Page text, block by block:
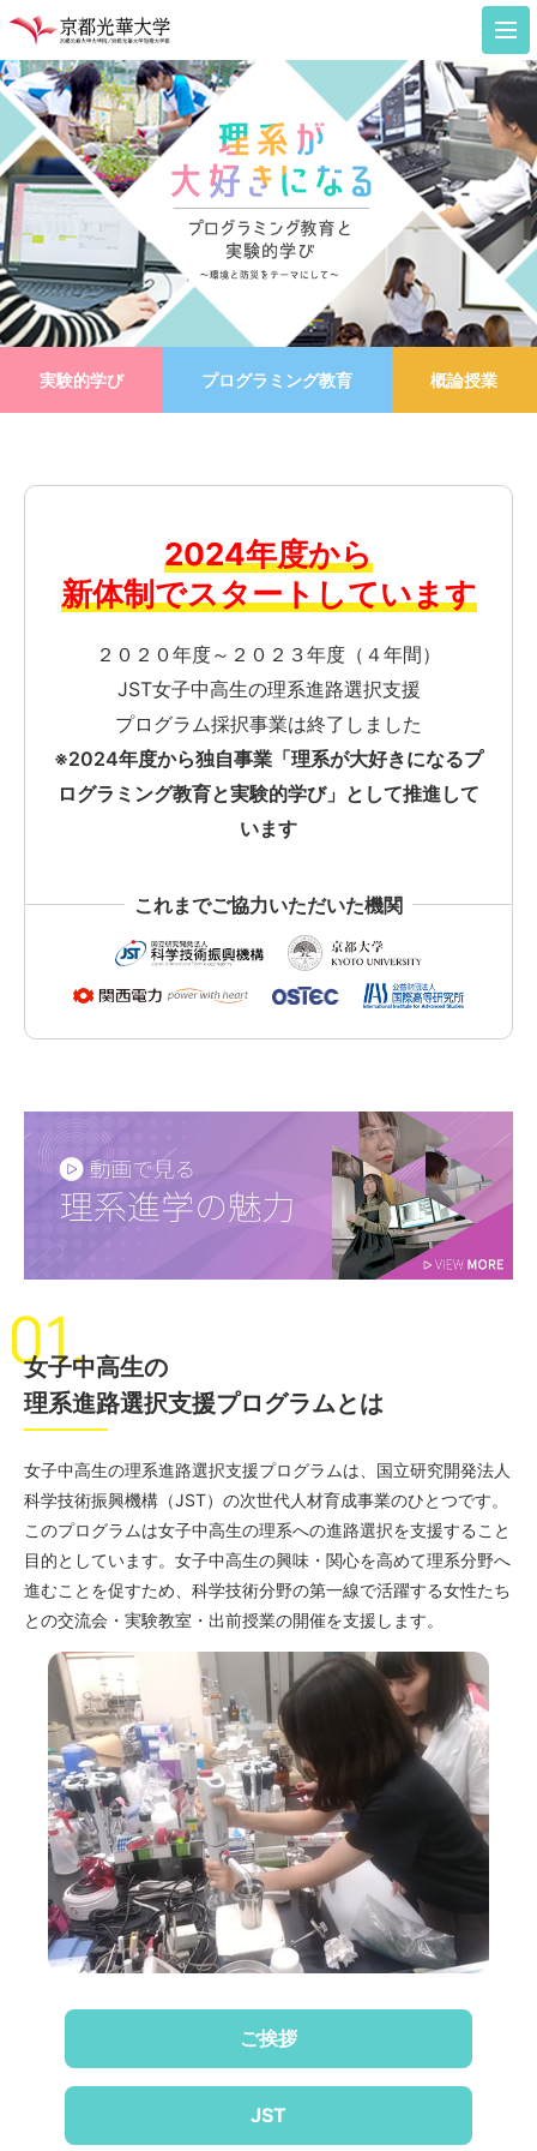
ご
実施担当者紹介
採択プロ
実験的学
実験的学び プログラミング教育 概論授業
2024年度から
新体制でスタートしています​
２０２０年度～２０２３年度（４年間）​
JST女子中高生の理系進路選択支援
プログラム採択事業は終了しました
※2024年度から独自事業「理系が大好きになるプ
ログラミング教育と実験的学び」として推進して
います​
これまでご協力いただいた機関
女子中高生の
理系進路選択支援プログラムとは
女子中高生の理系進路選択支援プログラムは、国立研究開発法人
科学技術振興機構（JST）の次世代人材育成事業のひとつです。
このプログラムは女子中高生の理系への進路選択を支援すること
目的としています。女子中高生の興味・関心を高めて理系分野へ
進むことを促すため、科学技術分野の第一線で活躍する女性たち
との交流会・実験教室・出前授業の開催を支援します。
ご挨拶
JST